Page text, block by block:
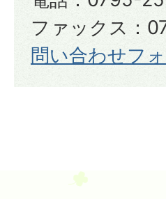
ファックス：
問い合わせフ